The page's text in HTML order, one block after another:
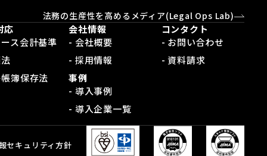
法務の生産性を高めるメディア(Legal Ops Lab)
応
ス会計基準
簿保存法
会社情報
- 会社概要
- 採用情報
事例
- 導入事例
- 導入企業一覧
コンタクト
- お問い合わせ
- 資料請求
セキュリティ方針